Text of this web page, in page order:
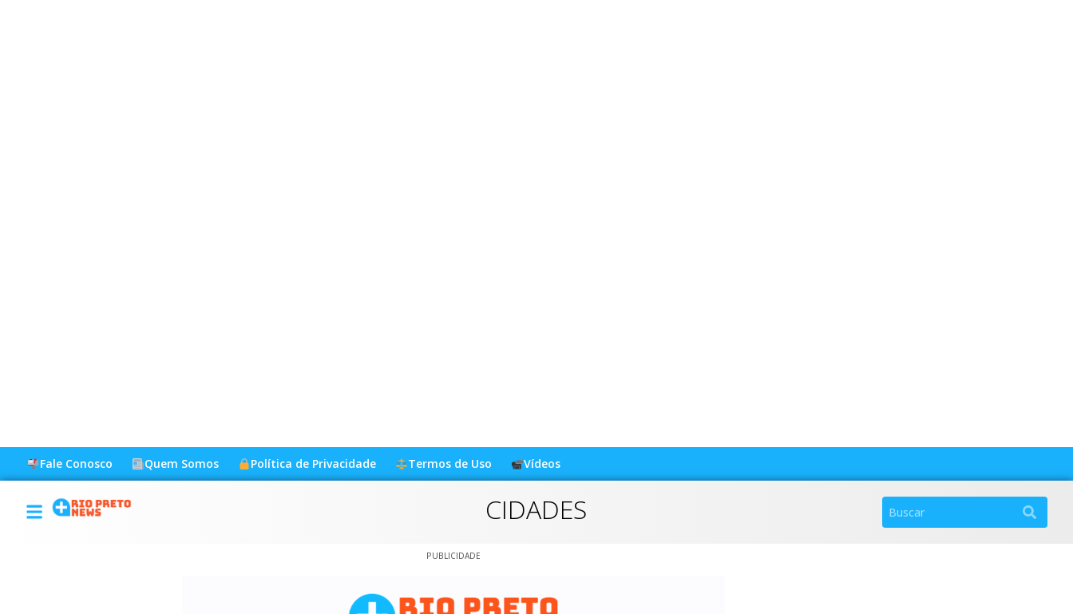
Fale Conosco Quem Somos Política de Privacidade Termos de Uso Vídeos
CIDADES
PUBLICIDADE